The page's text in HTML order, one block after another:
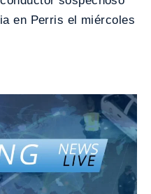
en Perris el miércoles